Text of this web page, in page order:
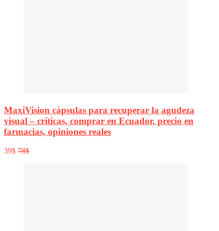
MaxiVision cápsulas para recuperar la agudeza
visual – críticas, comprar en Ecuador, precio en
farmacias, opiniones reales
39$ 78$